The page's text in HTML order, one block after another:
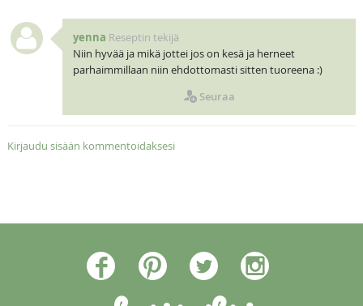
yenna Reseptin tekijä
Niin hyvää ja mikä jottei jos on kesä ja herneet
parhaimmillaan niin ehdottomasti sitten tuoreena :)
Seuraa
Kirjaudu sisään kommentoidaksesi